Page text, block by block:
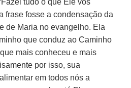
frase fosse a condensação da
de Maria no evangelho. Ela
que conduz ao Caminho
mais conheceu e mais
por isso, sua
em todos nós a